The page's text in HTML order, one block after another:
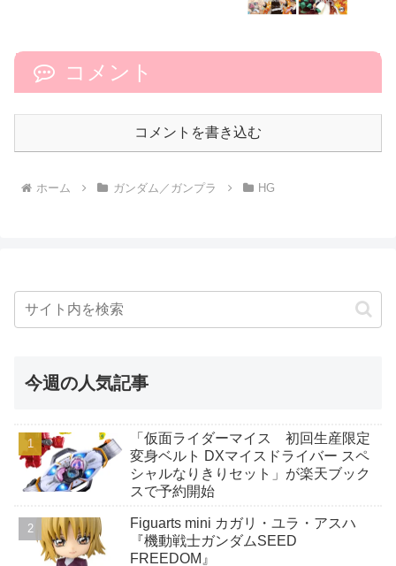
コメント
コメントを書き込む
ホーム ガンダム／ガンプラ HG
今週の人気記事
「仮面ライダーマイス 初回生産限定
変身ベルト DXマイスドライバー スペ
シャルなりきりセット」が楽天ブック
スで予約開始
Figuarts mini カガリ・ユラ・アスハ
『機動戦士ガンダムSEED
FREEDOM』